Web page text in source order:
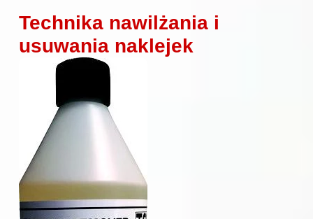
Technika nawilżania i
usuwania naklejek